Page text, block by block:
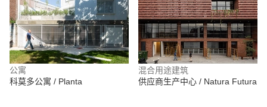
公寓
科莫多公寓 / Planta
混合用途建筑
供应商生产中心 / Natura Futura